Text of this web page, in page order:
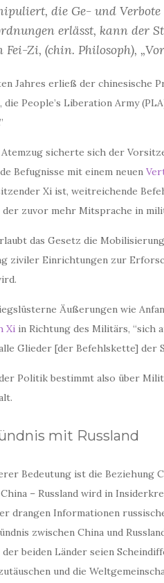
die Ge- und
erlässt, kann der
Fei-Zi, (chin. Philosoph),
Jahres erließ der chinesische
People’s Liberation Army
sicherte sich der
Befugnisse mit einem neuen
Xi ist, weitreichende
zuvor mehr Mitsprache in
das Gesetz die
ziviler Einrichtungen zur
Äußerungen wie
Xi in Richtung des Militärs, “sich
Glieder [der Befehlskette]
Politik bestimmt also über
mit Russland
Bedeutung ist die Beziehung
China – Russland wird in
drangen Informationen
zwischen China und
beiden Länder seien
und die